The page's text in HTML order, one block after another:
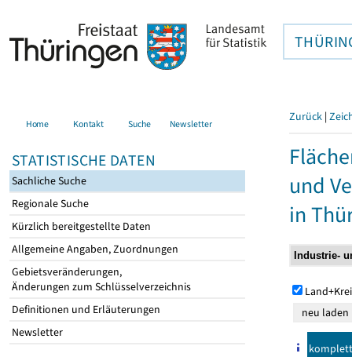
Home Kontakt Suche Newsletter
STATISTISCHE DATEN
Sachliche Suche
Regionale Suche
Kürzlich bereitgestellte Daten
Allgemeine Angaben, Zuordnungen
Gebietsveränderungen,
Änderungen zum Schlüsselverzeichnis
Definitionen und Erläuterungen
Newsletter
Zurück |
und
in
komplett